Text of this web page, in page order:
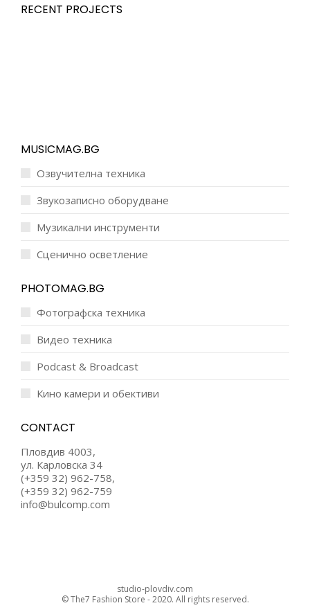
RECENT PROJECTS
MUSICMAG.BG
Озвучителна техника
Звукозаписно оборудване
Музикални инструменти
Сценично осветление
PHOTOMAG.BG
Фотографска техника
Видео техника
Podcast & Broadcast
Кино камери и обективи
CONTACT
Пловдив 4003,
ул. Карловска 34
(+359 32) 962-758,
(+359 32) 962-759
info@bulcomp.com
studio-plovdiv.com
© The7 Fashion Store - 2020. All rights reserved.